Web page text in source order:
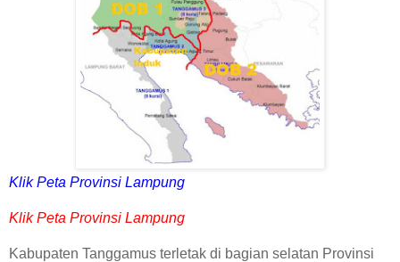
Klik Peta Provinsi Lampung
Klik Peta Provinsi Lampung
Kabupaten Tanggamus terletak di bagian selatan Provinsi